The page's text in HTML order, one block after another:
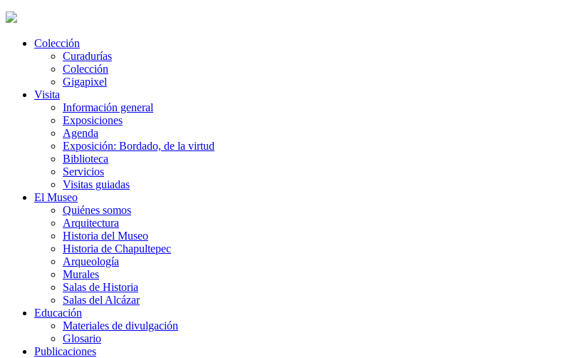
Colección
Curadurías
Colección
Gigapixel
Visita
Información general
Exposiciones
Agenda
Exposición: Bordado, de la virtud
Biblioteca
Servicios
Visitas guiadas
El Museo
Quiénes somos
Arquitectura
Historia del Museo
Historia de Chapultepec
Arqueología
Murales
Salas de Historia
Salas del Alcázar
Educación
Materiales de divulgación
Glosario
Publicaciones